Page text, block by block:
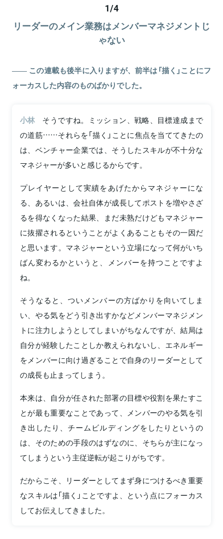
1/4
リーダーのメイン業務はメンバーマネジメントじ
ゃない
この連載も後半に入りますが、前半は「描く」ことにフ
ォーカスした内容のものばかりでした。
小林
そうですね。ミッション、戦略、目標達成まで
の道筋……それらを「描く」ことに焦点を当ててきたの
は、ベンチャー企業では、そうしたスキルが不十分な
マネジャーが多いと感じるからです。
プレイヤーとして実績をあげたからマネジャーにな
る、あるいは、会社自体が成長してポストを増やさざ
るを得なくなった結果、まだ未熟だけどもマネジャー
に抜擢されるということがよくあることもその一因だ
と思います。マネジャーという立場になって何がいち
ばん変わるかというと、メンバーを持つことですよ
ね。
そうなると、ついメンバーの方ばかりを向いてしま
い、やる気をどう引き出すかなどメンバーマネジメン
トに注力しようとしてしまいがちなんですが、結局は
自分が経験したことしか教えられないし、エネルギー
をメンバーに向け過ぎることで自身のリーダーとして
の成長も止まってしまう。
本来は、自分が任された部署の目標や役割を果たすこ
とが最も重要なことであって、メンバーのやる気を引
き出したり、チームビルディングをしたりというの
は、そのための手段のはずなのに、そちらが主になっ
てしまうという主従逆転が起こりがちです。
だからこそ、リーダーとしてまず身につけるべき重要
なスキルは「描く」ことですよ、という点にフォーカス
してお伝えしてきました。